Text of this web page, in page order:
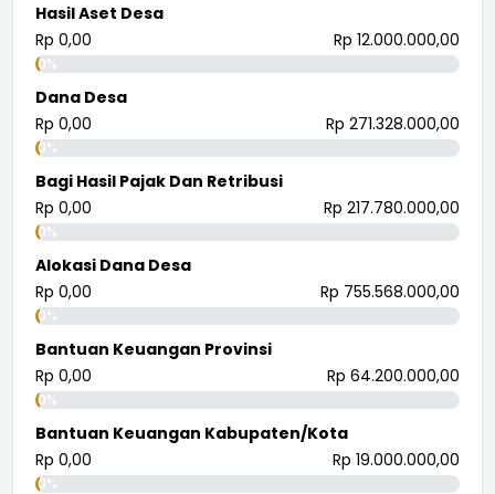
Hasil Aset Desa
Rp 0,00
Rp 12.000.000,00
0%
Dana Desa
Rp 0,00
Rp 271.328.000,00
0%
Bagi Hasil Pajak Dan Retribusi
Rp 0,00
Rp 217.780.000,00
0%
Alokasi Dana Desa
Rp 0,00
Rp 755.568.000,00
0%
Bantuan Keuangan Provinsi
Rp 0,00
Rp 64.200.000,00
0%
Bantuan Keuangan Kabupaten/Kota
Rp 0,00
Rp 19.000.000,00
0%